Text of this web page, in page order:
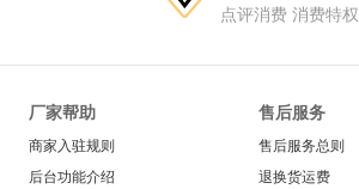
点评消费 消费特权
厂家帮助
商家入驻规则
后台功能介绍
售后服务
售后服务总则
退换货运费